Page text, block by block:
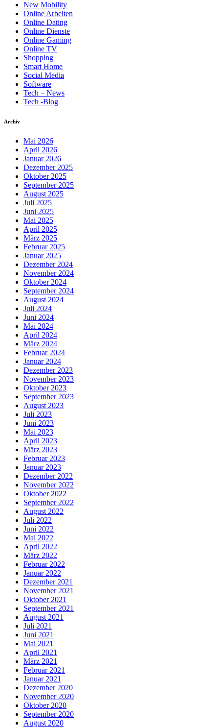
New Mobility
Online Arbeiten
Online Dating
Online Dienste
Online Gaming
Online TV
Shopping
Smart Home
Social Media
Software
Tech – News
Tech -Blog
Archiv
Mai 2026
April 2026
Januar 2026
Dezember 2025
Oktober 2025
September 2025
August 2025
Juli 2025
Juni 2025
Mai 2025
April 2025
März 2025
Februar 2025
Januar 2025
Dezember 2024
November 2024
Oktober 2024
September 2024
August 2024
Juli 2024
Juni 2024
Mai 2024
April 2024
März 2024
Februar 2024
Januar 2024
Dezember 2023
November 2023
Oktober 2023
September 2023
August 2023
Juli 2023
Juni 2023
Mai 2023
April 2023
März 2023
Februar 2023
Januar 2023
Dezember 2022
November 2022
Oktober 2022
September 2022
August 2022
Juli 2022
Juni 2022
Mai 2022
April 2022
März 2022
Februar 2022
Januar 2022
Dezember 2021
November 2021
Oktober 2021
September 2021
August 2021
Juli 2021
Juni 2021
Mai 2021
April 2021
März 2021
Februar 2021
Januar 2021
Dezember 2020
November 2020
Oktober 2020
September 2020
August 2020